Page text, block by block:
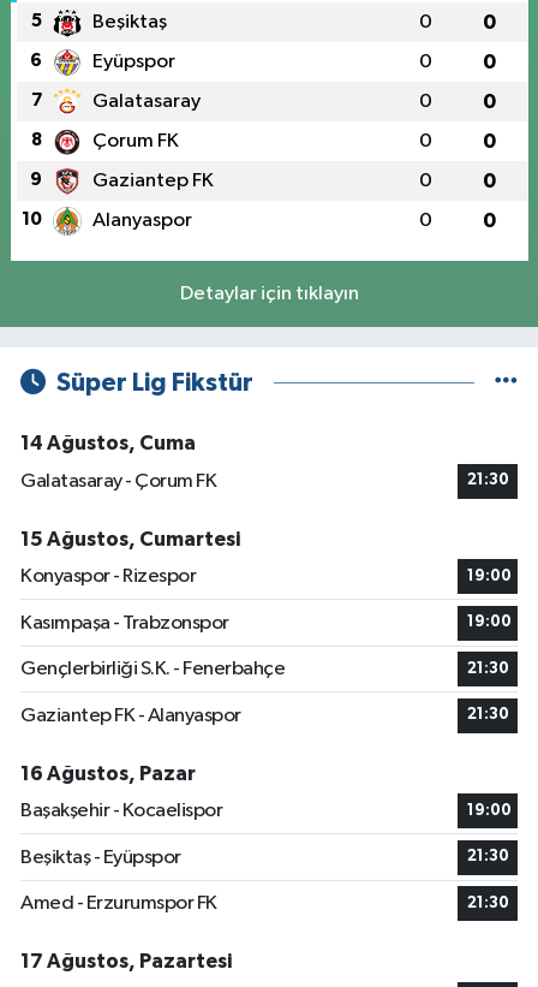
5 Beşiktaş 0 0
6 Eyüpspor 0 0
7 Galatasaray 0 0
8 Çorum FK 0 0
9 Gaziantep FK 0 0
10 Alanyaspor 0 0
Detaylar için tıklayın
Süper Lig Fikstür
14 Ağustos, Cuma
Galatasaray - Çorum FK
21:30
15 Ağustos, Cumartesi
Konyaspor - Rizespor
19:00
Kasımpaşa - Trabzonspor 19:00
Gençlerbirliği S.K. - Fenerbahçe 21:30
Gaziantep FK - Alanyaspor 21:30
16 Ağustos, Pazar
Başakşehir - Kocaelispor
19:00
Beşiktaş - Eyüpspor 21:30
Amed - Erzurumspor FK 21:30
17 Ağustos, Pazartesi